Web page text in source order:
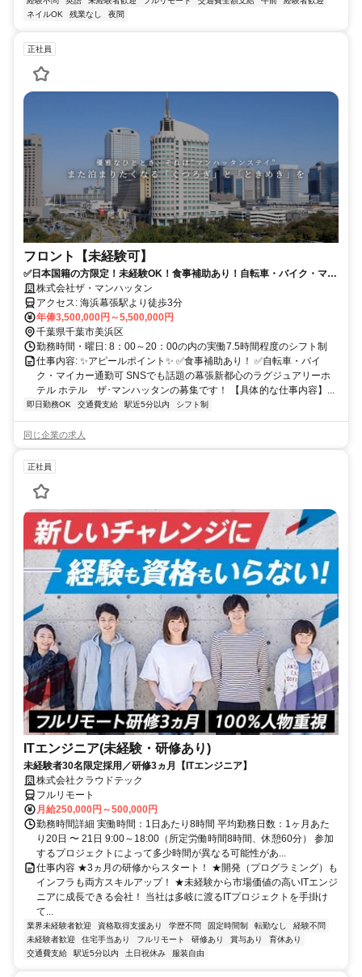
ネイルOK
残業なし 夜間
正社員
フロント【未経験可】
✅日本国籍の方限定！未経験OK！食事補助あり！自転車・バイク・マイ
カー通勤可！SNSでも話題のホテル ザ･マンハッタンです✨
株式会社ザ・マンハッタン
アクセス: 海浜幕張駅より徒歩3分
年俸3,500,000円～5,500,000円
千葉県千葉市美浜区
勤務時間・曜日: 8：00～20：00の内の実働7.5時間程度のシフト制
仕事内容: ✨アピールポイント✨ ✅食事補助あり！ ✅自転車・バイ
ク・マイカー通勤可 SNSでも話題の幕張新都心のラグジュアリーホ
テル ホテル ザ･マンハッタンの募集です！ 【具体的な仕事内容】...
即日勤務OK 交通費支給 駅近5分以内 シフト制
同じ企業の求人
正社員
ITエンジニア(未経験・研修あり)
未経験者30名限定採用／研修3ヵ月【ITエンジニア】
株式会社クラウドテック
フルリモート
月給250,000円～500,000円
勤務時間詳細 実働時間：1日あたり8時間 平均勤務日数：1ヶ月あた
り20日 〜 21日 9:00～18:00（所定労働時間8時間、休憩60分） 参加
するプロジェクトによって多少時間が異なる可能性があ...
仕事内容 ★3ヵ月の研修からスタート！ ★開発（プログラミング）も
インフラも両方スキルアップ！ ★未経験から市場価値の高いITエンジ
ニアに成長できる会社！ 当社は多岐に渡るITプロジェクトを手掛け
て...
業界未経験者歓迎 資格取得支援あり 学歴不問 固定時間制 転勤なし
経験不問
未経験者歓迎
住宅手当あり フルリモート 研修あり 賞与あり
育休あり
交通費支給
駅近5分以内 土日祝休み 服装自由